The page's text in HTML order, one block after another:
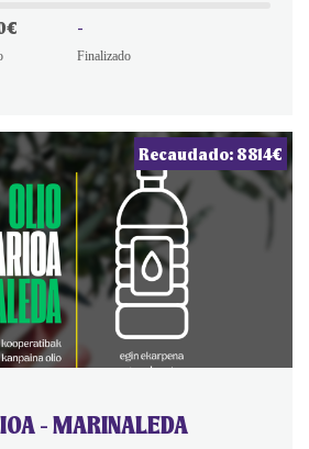
-
Finalizado
Recaudado: 8814€
- MARINALEDA